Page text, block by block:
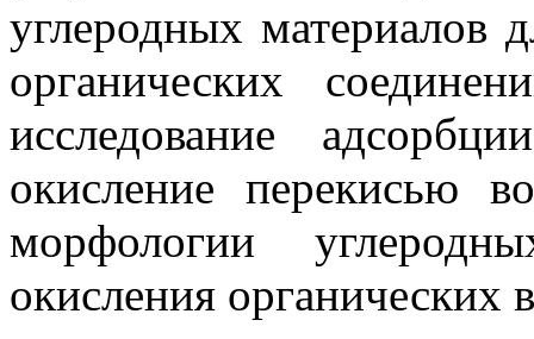
углеродных материалов
органических
исследование
окисление перекисью
морфологии
окисления органических